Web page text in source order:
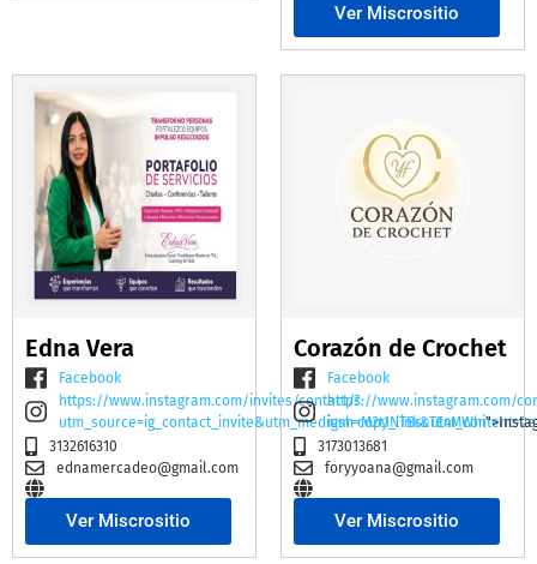
Ver Miscrositio
Edna Vera
Facebook
https://www.instagram.com/invites/contact/?
3132616310
ednamercadeo@gmail.com
Ver Miscrositio
Corazón de Crochet
Facebook
https://www.instagram.com/
igsh=M2t1NTBscTE4MWhi
3173013681
foryyoana@gmail.com
Ver Miscrositio